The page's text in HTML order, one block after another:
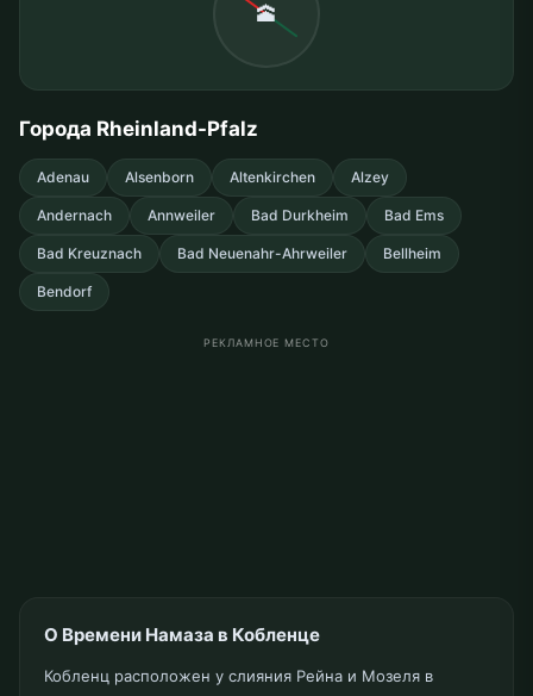
🕋
Города Rheinland-Pfalz
Adenau Alsenborn Altenkirchen Alzey
Andernach Annweiler Bad Durkheim Bad Ems
Bad Kreuznach Bad Neuenahr-Ahrweiler Bellheim
Bendorf
РЕКЛАМНОЕ МЕСТО
О Времени Намаза в Кобленце
Кобленц расположен у слияния Рейна и Мозеля в